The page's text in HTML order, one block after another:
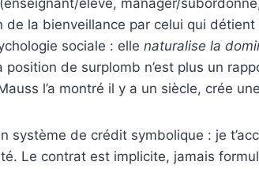
élève, manager/
de la bienveillance par celui qui
sociale : elle naturalise la
de surplomb n’est plus un
l’a montré il y a un siècle, crée
système de crédit symbolique : je
Le contrat est implicite, jamais